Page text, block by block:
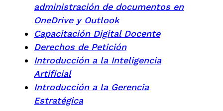
administración de documentos en
OneDrive y Outlook
Capacitación Digital Docente
Derechos de Petición
Introducción a la Inteligencia
Artificial
Introducción a la Gerencia
Estratégica